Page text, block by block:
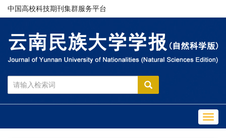
中国高校科技期刊集群服务平台